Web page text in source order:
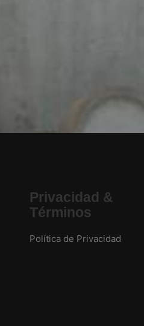
Privacidad &
Términos
Política de Privacidad